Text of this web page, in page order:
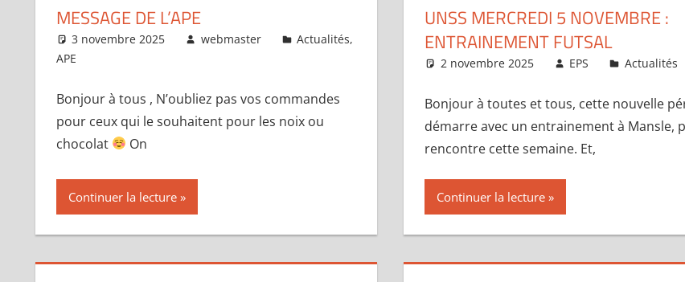
MESSAGE DE L’APE
3 novembre 2025 webmaster Actualités,
APE
Bonjour à tous , N’oubliez pas vos commandes
pour ceux qui le souhaitent pour les noix ou
chocolat
On
Continuer la lecture
UNSS MERCREDI 5 NOVEMBRE :
ENTRAINEMENT FUTSAL
2 novembre 2025 EPS Actualités
Bonjour à toutes et tous, cette nouvelle
démarre avec un entrainement à Mansle,
rencontre cette semaine. Et,
Continuer la lecture